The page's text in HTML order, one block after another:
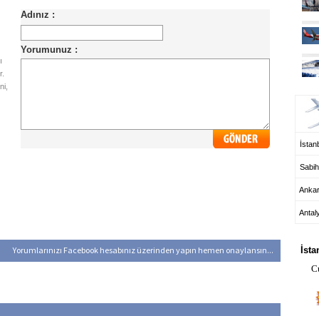
Yorumlarınızı Facebook hesabınız üzerinden yapın hemen onaylansın...